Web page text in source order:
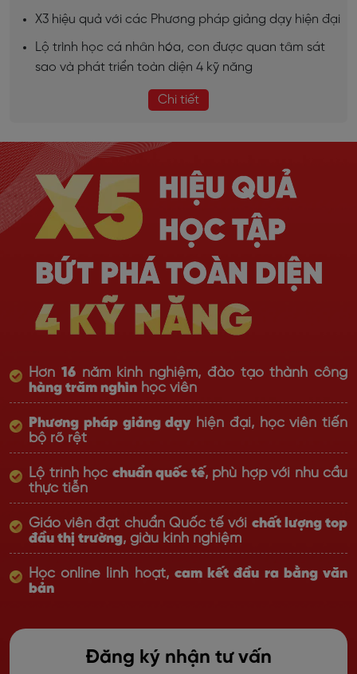
X3 hiệu quả với các Phương pháp giảng dạy hiện đại
Lộ trình học cá nhân hóa, con được quan tâm sát
sao và phát triển toàn diện 4 kỹ năng
Chi tiết
Hơn 16năm kinh nghiệm, đào tạo thành công
hàng trăm nghìn học viên
Phương pháp giảng dạy hiện đại, học viên tiến
bộ rõ rệt
Lộ trình học chuẩn quốc tế, phù hợp với nhu cầu
thực tiễn
Giáo viên đạt chuẩn Quốc tế với chất lượng top
đầu thị trường, giàu kinh nghiệm
Học online linh hoạt, cam kết đầu ra bằng văn
bản
Đăng ký nhận tư vấn